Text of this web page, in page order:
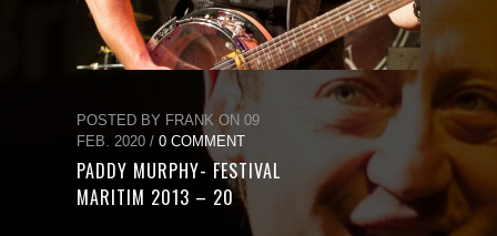
POSTED BY FRANK ON 09
FEB. 2020 / 0 COMMENT
PADDY MURPHY- FESTIVAL
MARITIM 2013 – 20